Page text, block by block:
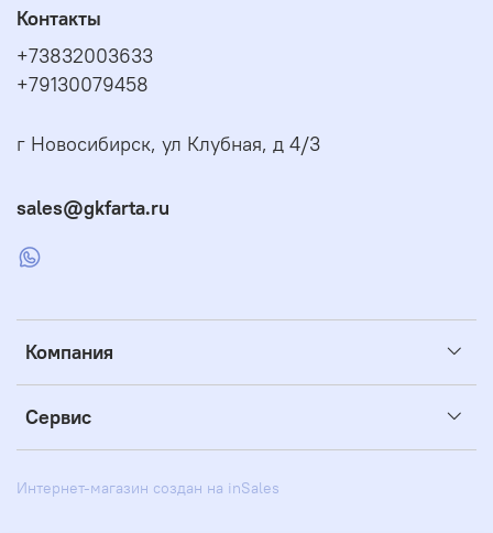
Компания
Сервис
Контакты
+73832003633
+79130079458
г Новосибирск, ул Клубная, д 4/3
sales@gkfarta.ru
Интернет-магазин создан на inSales